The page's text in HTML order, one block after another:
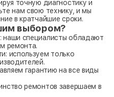
точную диагностику и
нам свою технику, и мы
в кратчайшие сроки.
выбором?
наши специалисты обладают
ремонта.
используем только
гарантию на все виды
ремонтов завершаем в